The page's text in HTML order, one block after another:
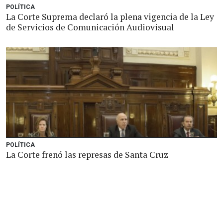
POLÍTICA
La Corte Suprema declaró la plena vigencia de la Ley
de Servicios de Comunicación Audiovisual
POLÍTICA
La Corte frenó las represas de Santa Cruz